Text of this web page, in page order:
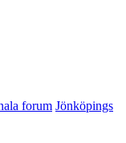
forum Jönköpings